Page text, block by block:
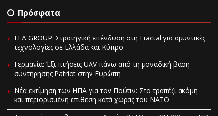
Πρόσφατα
EFA GROUP: Στρατηγική επένδυση στη Fractal για αμυντικές
τεχνολογίες σε Ελλάδα και Κύπρο
Γερμανία: Έξι πτήσεις UAV πάνω από τη μοναδική βάση
συντήρησης Patriot στην Ευρώπη
Νέα εκτίμηση των ΗΠΑ για τον Πούτιν: Στο τραπέζι ακόμη
και περιορισμένη επίθεση κατά χώρας του ΝΑΤΟ